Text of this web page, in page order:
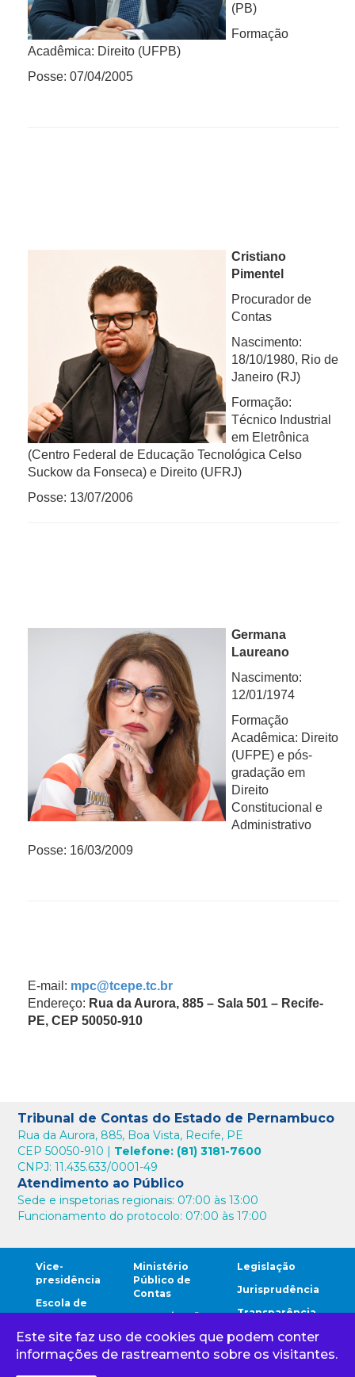
(PB)
Formação
Acadêmica: Direito (UFPB)
Posse: 07/04/2005
Cristiano
Pimentel
Procurador de
Contas
Nascimento:
18/10/1980, Rio de
Janeiro (RJ)
Formação:
Técnico Industrial
em Eletrônica
(Centro Federal de Educação Tecnológica Celso
Suckow da Fonseca) e Direito (UFRJ)
Posse: 13/07/2006
Germana
Laureano
Nascimento:
12/01/1974
Formação
Acadêmica: Direito
(UFPE) e pós-
gradação em
Direito
Constitucional e
Administrativo
Posse: 16/03/2009
E-mail: mpc@tcepe.tc.br
Endereço: Rua da Aurora, 885 – Sala 501 – Recife-
PE, CEP 50050-910
Tribunal de Contas do Estado de Pernambuco
Rua da Aurora, 885, Boa Vista, Recife, PE
CEP 50050-910 | Telefone: (81) 3181-7600
CNPJ: 11.435.633/0001-49
Atendimento ao Público
Sede e inspetorias regionais: 07:00 às 13:00
Funcionamento do protocolo: 07:00 às 17:00
Vice-
presidência
Escola de
Contas
Ouvidoria
Corregedoria
Ministério
Público de
Contas
Comunicação
Cidadão
Gestores
Legislação
Jurisprudência
Transparência
Comunidade
TCE
Este site faz uso de cookies que podem conter
informações de rastreamento sobre os visitantes.